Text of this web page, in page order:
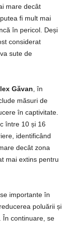
mare decât
fi mult mai
în pericol. Deși
considerat
sute de
Găvan , în
măsuri de
în captivitate.
între 10 și 16
identificând
decât zona
mai extins pentru
importante în
poluării și
În continuare, se